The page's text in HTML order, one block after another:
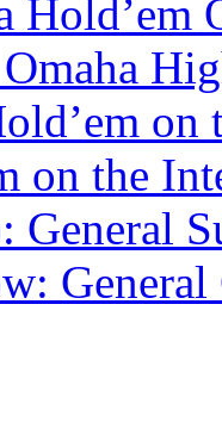
Hold’em
on
on the
General